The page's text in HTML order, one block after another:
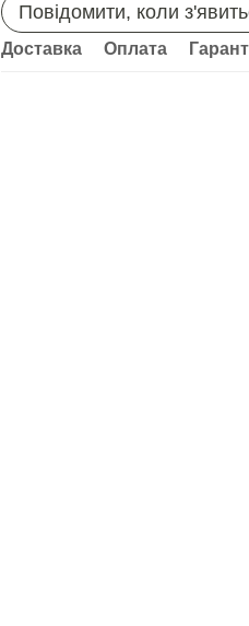
Повідомити, коли
Доставка Оплата